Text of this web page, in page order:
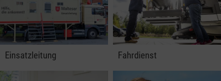
Einsatzleitung Fahrdienst